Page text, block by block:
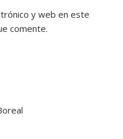
y web en este
comente.